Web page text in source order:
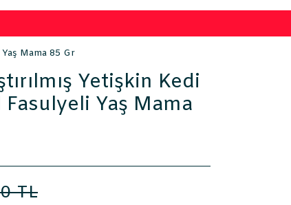
Yaş Mama 85 Gr
Yetişkin Kedi
Yaş Mama
TL